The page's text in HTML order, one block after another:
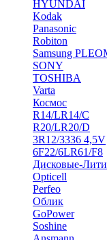
HYUNDAI
Kodak
Panasonic
Robiton
Samsung
SONY
TOSHIBA
Varta
Космос
R14/LR14/C
R20/LR20/D
3R12/3336 4,5V
6F22/6LR61/F8
Дисковые-
Opticell
Perfeo
Облик
GoPower
Soshine